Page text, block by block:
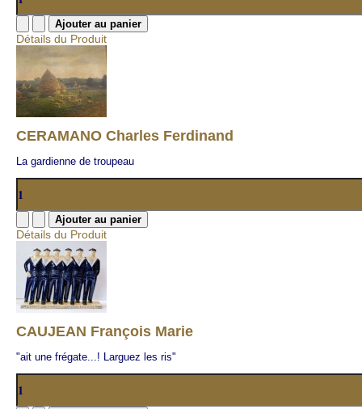
Détails du Produit
CERAMANO Charles Ferdinand
La gardienne de troupeau
Détails du Produit
CAUJEAN François Marie
"ait une frégate...! Larguez les ris"